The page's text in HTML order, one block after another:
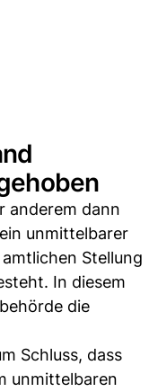
anderem dann
unmittelbarer
Stellung
In diesem
die
Schluss, dass
unmittelbaren